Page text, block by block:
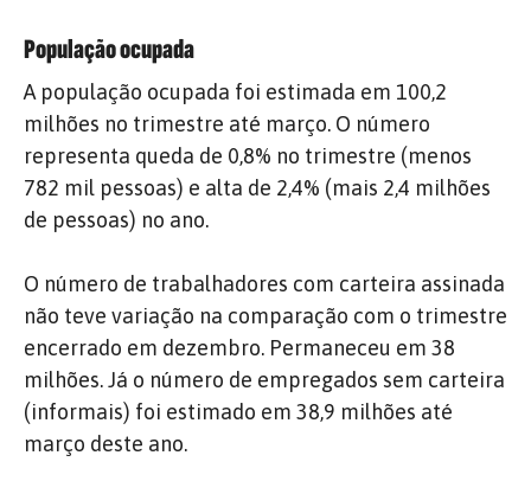
População ocupada
A população ocupada foi estimada em 100,2
milhões no trimestre até março. O número
representa queda de 0,8% no trimestre (menos
782 mil pessoas) e alta de 2,4% (mais 2,4 milhões
de pessoas) no ano.
O número de trabalhadores com carteira assinada
não teve variação na comparação com o trimestre
encerrado em dezembro. Permaneceu em 38
milhões. Já o número de empregados sem carteira
(informais) foi estimado em 38,9 milhões até
março deste ano.